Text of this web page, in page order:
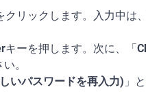
クリックします。入力中は
キーを押します。次に、「
。
いパスワードを再入力) 」